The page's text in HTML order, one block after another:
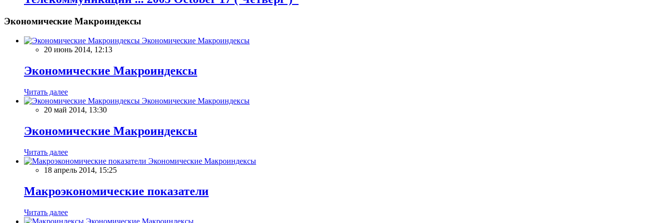
Экономические Макроиндексы
Экономические Макроиндексы
20 июнь 2014, 12:13
Экономические Макроиндексы
Читать далее
Экономические Макроиндексы
20 май 2014, 13:30
Экономические Макроиндексы
Читать далее
Экономические Макроиндексы
18 апрель 2014, 15:25
Макроэкономические показатели
Читать далее
Экономические Макроиндексы